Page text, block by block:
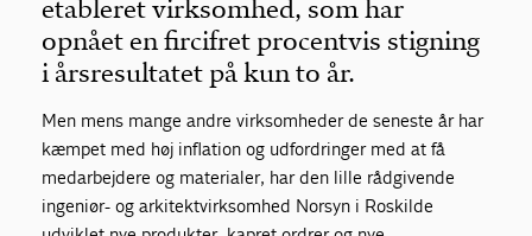
etableret virksomhed, som har
opnået en fircifret procentvis stigning
i årsresultatet på kun to år.
Men mens mange andre virksomheder de seneste år har
kæmpet med høj inflation og udfordringer med at få
medarbejdere og materialer, har den lille rådgivende
ingeniør- og arkitektvirksomhed Norsyn i Roskilde